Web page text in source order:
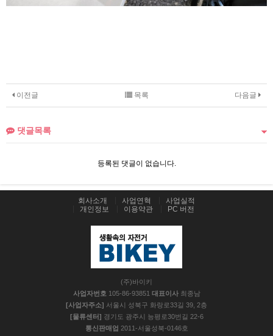
이전글 다음글
목록
댓글목록
등록된 댓글이 없습니다.
회사소개 사업연혁
사업실적
개인정보
이용약관 PC 버전
(주)바이키
사업자번호 105-86-93851 대표이사최종남
[사업자주소] 서울시 성북구 화랑로33길 39, 2층
[물류센터] 경기도 광주시 능평로30번길 22-6
통신판매업 2011-서울성북-0146호